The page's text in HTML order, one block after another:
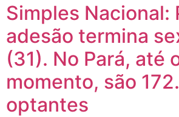
Simples Nacional:
adesão termina
(31). No Pará, até
momento, são
optantes